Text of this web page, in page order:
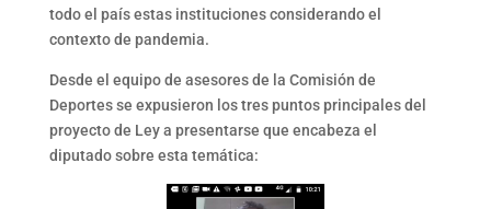
todo el país estas instituciones considerando el
contexto de pandemia.
Desde el equipo de asesores de la Comisión de
Deportes se expusieron los tres puntos principales del
proyecto de Ley a presentarse que encabeza el
diputado sobre esta temática: